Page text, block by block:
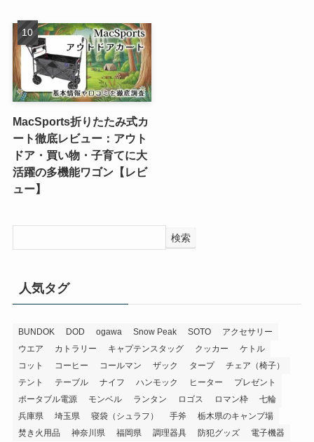
MacSports折りたたみ式カ
ート徹底レビュー：アウト
ドア・買い物・子育てに大
活躍の多機能ワゴン【レビ
ュー】
検索
人気タグ
BUNDOK DOD ogawa Snow Peak SOTO
アクセサリー
ウエア
カトラリー キャプテンスタッグ クッカー
ケトル
コット
コーヒー コールマン ザック タープ
チェア（椅子）
テント
テーブル ナイフ ハンモック ヒーター
プレゼント
ポータブル電源
モンベル ランタン ロゴス ロマン枠
七輪
兵庫県
埼玉県 寝袋（シュラフ） 手斧
栃木県のキャンプ場
焚き火用品
神奈川県 福岡県 調理器具 防犯グッズ 電子機器